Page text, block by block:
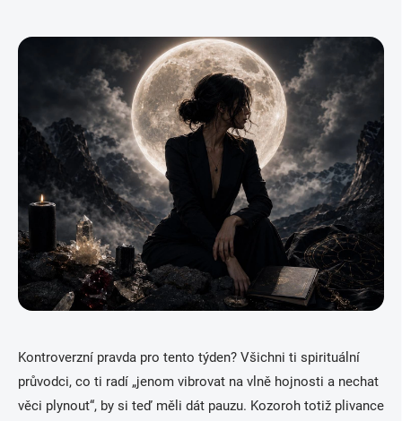
Kontroverzní pravda pro tento týden? Všichni ti spirituální
průvodci, co ti radí „jenom vibrovat na vlně hojnosti a nechat
věci plynout“, by si teď měli dát pauzu. Kozoroh totiž plivance